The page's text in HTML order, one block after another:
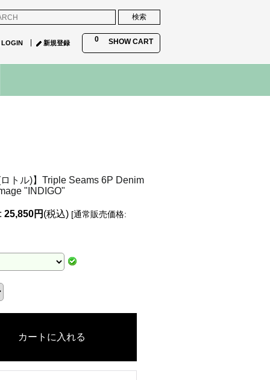
0 SHOW CART
LOGIN 新規登録
ロトル)】Triple Seams 6P Denim
"INDIGO"
: 25,850円 (税込) [通常販売価格: